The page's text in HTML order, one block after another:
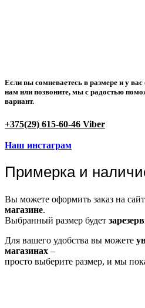
Если вы сомневаетесь в размере и у
нам или позвоните, мы с радостью
вариант.
+375(29) 615-60-46 Viber
Наш инстаграм
Примерка и
Вы можете оформить заказ на
магазине.
Выбранный размер будет
Для вашего удобства вы можете
магазинах –
просто выберите размер, и мы